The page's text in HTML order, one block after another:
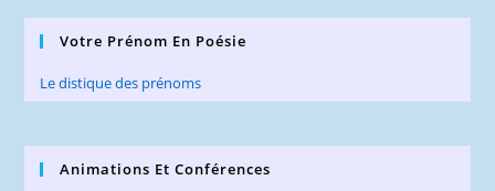
Votre Prénom En Poésie
Le distique des prénoms
Animations Et Conférences